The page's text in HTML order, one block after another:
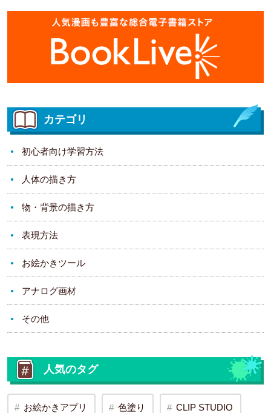
カテゴリ
初心者向け学習方法
人体の描き方
物・背景の描き方
表現方法
お絵かきツール
アナログ画材
その他
人気のタグ
お絵かきアプリ 色塗り CLIP STUDIO